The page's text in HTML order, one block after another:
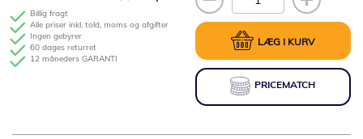
LÆG I KURV
PRICEMATCH
Billig fragt
Alle priser inkl. told, moms og afgifter
Ingen gebyrer
60 dages returret
12 måneders GARANTI